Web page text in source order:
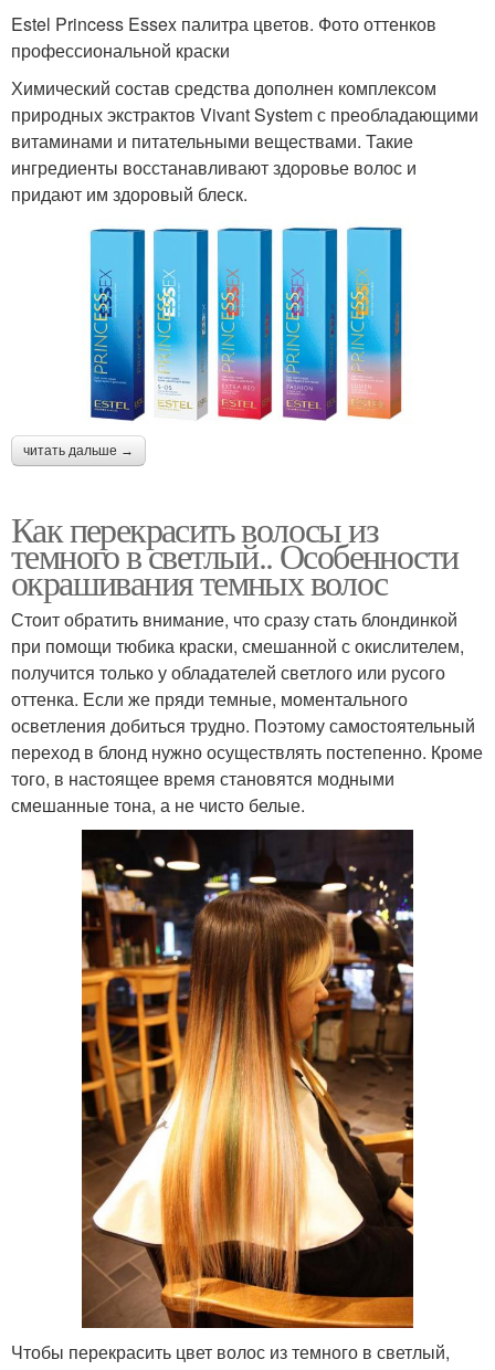
Estel Princess Essex палитра цветов. Фото оттенков
профессиональной краски
Химический состав средства дополнен комплексом
природных экстрактов Vivant System с преобладающими
витаминами и питательными веществами. Такие
ингредиенты восстанавливают здоровье волос и
придают им здоровый блеск.
читать дальше →
Как перекрасить волосы из
темного в светлый.. Особенности
окрашивания темных волос
Стоит обратить внимание, что сразу стать блондинкой
при помощи тюбика краски, смешанной с окислителем,
получится только у обладателей светлого или русого
оттенка. Если же пряди темные, моментального
осветления добиться трудно. Поэтому самостоятельный
переход в блонд нужно осуществлять постепенно. Кроме
того, в настоящее время становятся модными
смешанные тона, а не чисто белые.
Чтобы перекрасить цвет волос из темного в светлый,